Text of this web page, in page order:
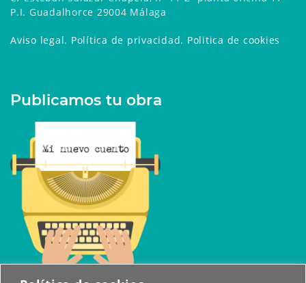
P.I. Guadalhorce 29004 Málaga
Aviso legal. Política de privacidad. Politica de cookies
Publicamos tu obra